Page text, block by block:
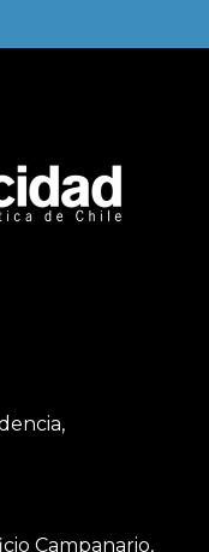
Campanario,